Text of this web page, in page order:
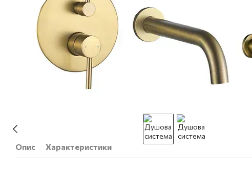
Опис Характеристики